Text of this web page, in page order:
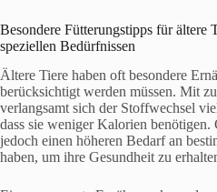
Besondere Fütterungstipps für ältere
speziellen Bedürfnissen
Ältere Tiere haben oft besondere
berücksichtigt werden müssen. Mit
verlangsamt sich der Stoffwechsel
dass sie weniger Kalorien
jedoch einen höheren Bedarf an
haben, um ihre Gesundheit zu